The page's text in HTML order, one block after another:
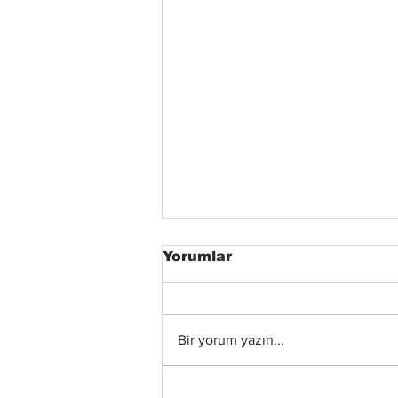
Yorumlar
Bir yorum yazın...